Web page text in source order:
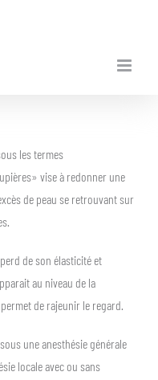
les termes
vise à redonner une
de peau se retrouvant sur
de son élasticité et
au niveau de la
de rajeunir le regard.
une anesthésie générale
locale avec ou sans